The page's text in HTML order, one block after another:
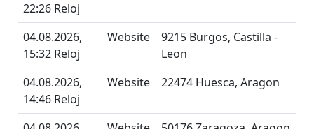
22:26 Reloj
04.08.2026,
15:32 Reloj
Website
9215 Burgos, Castilla -
Leon
04.08.2026,
14:46 Reloj
Website 22474 Huesca, Aragon